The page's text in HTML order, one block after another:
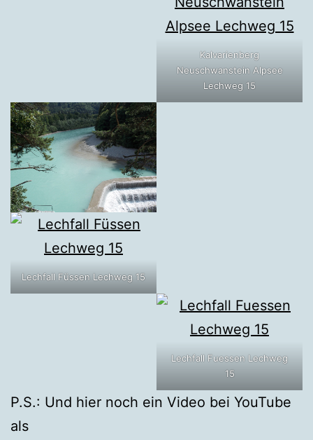
Kalvarienberg
Neuschwanstein Alpsee
Lechweg 15
Lechfall Füssen Lechweg 15
Lechfall Fuessen Lechweg
15
P.S.: Und hier noch ein Video bei YouTube
als